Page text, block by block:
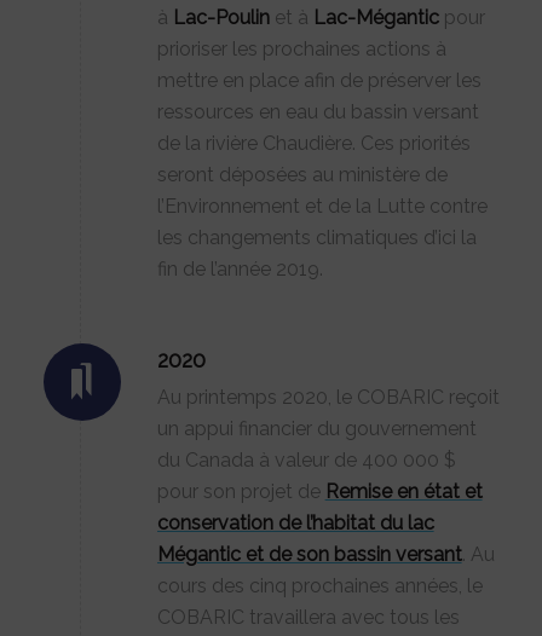
à Lac-Poulinet à Lac-Méganticpour
prioriser les prochaines actions à
mettre en place afin de préserver les
ressources en eau du bassin versant
de la rivière Chaudière. Ces priorités
seront déposées au ministère de
l’Environnement et de la Lutte contre
les changements climatiques d’ici la
fin de l’année 2019.
2020
Au printemps 2020, le COBARIC reçoit
un appui financier du gouvernement
du Canada à valeur de 400 000 $
pour son projet de Remise en état et
conservation de l’habitat du lac
Mégantic et de son bassin versant. Au
cours des cinq prochaines années, le
COBARIC travaillera avec tous les